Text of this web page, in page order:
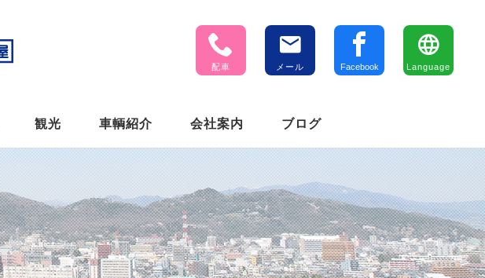
配車 メール Facebook Language
観光 車輌紹介 会社案内 ブログ